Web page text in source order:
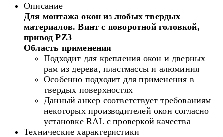
Описание
Для монтажа окон из любых твердых
материалов. Винт с поворотной головкой,
привод PZ3
Область применения
Подходит для крепления окон и дверных
рам из дерева, пластмассы и алюминия
Особенно подходит для применения в
твердых поверхностях
Данный анкер соответствует требованиям
некоторых производителей окон согласно
установке RAL с проверкой качества
Технические характеристики